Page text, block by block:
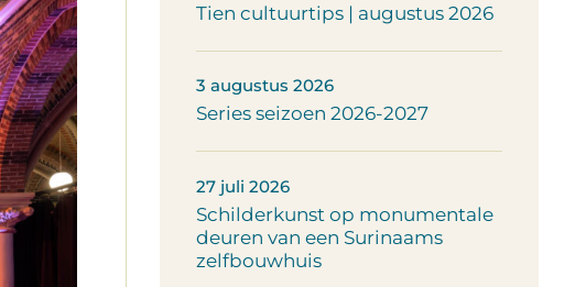
Tien cultuurtips | augustus 2026
3 augustus 2026
Series seizoen 2026-2027
27 juli 2026
Schilderkunst op monumentale
deuren van een Surinaams
zelfbouwhuis